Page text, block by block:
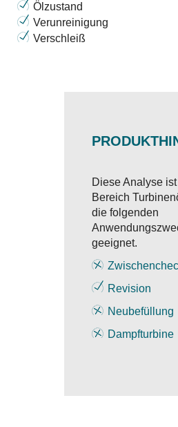
Ölzustand
Verunreinigung
Verschleiß
Diese Analyse
Bereich
die folgenden
geeignet.
Revision
Neubefüllung
Dampfturbine